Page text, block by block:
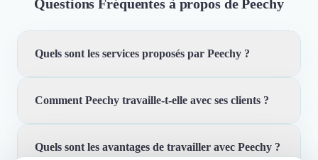
Questions Fréquentes à propos de Peechy
Quels sont les services proposés par Peechy ?
Peechy est une agence de web marketing qui propose
services peuvent inclure la publicité en ligne (Facebook
Comment Peechy travaille-t-elle avec ses clients ?
Peechy travaille en étroite collaboration avec ses clients
Quels sont les avantages de travailler avec Peechy ?